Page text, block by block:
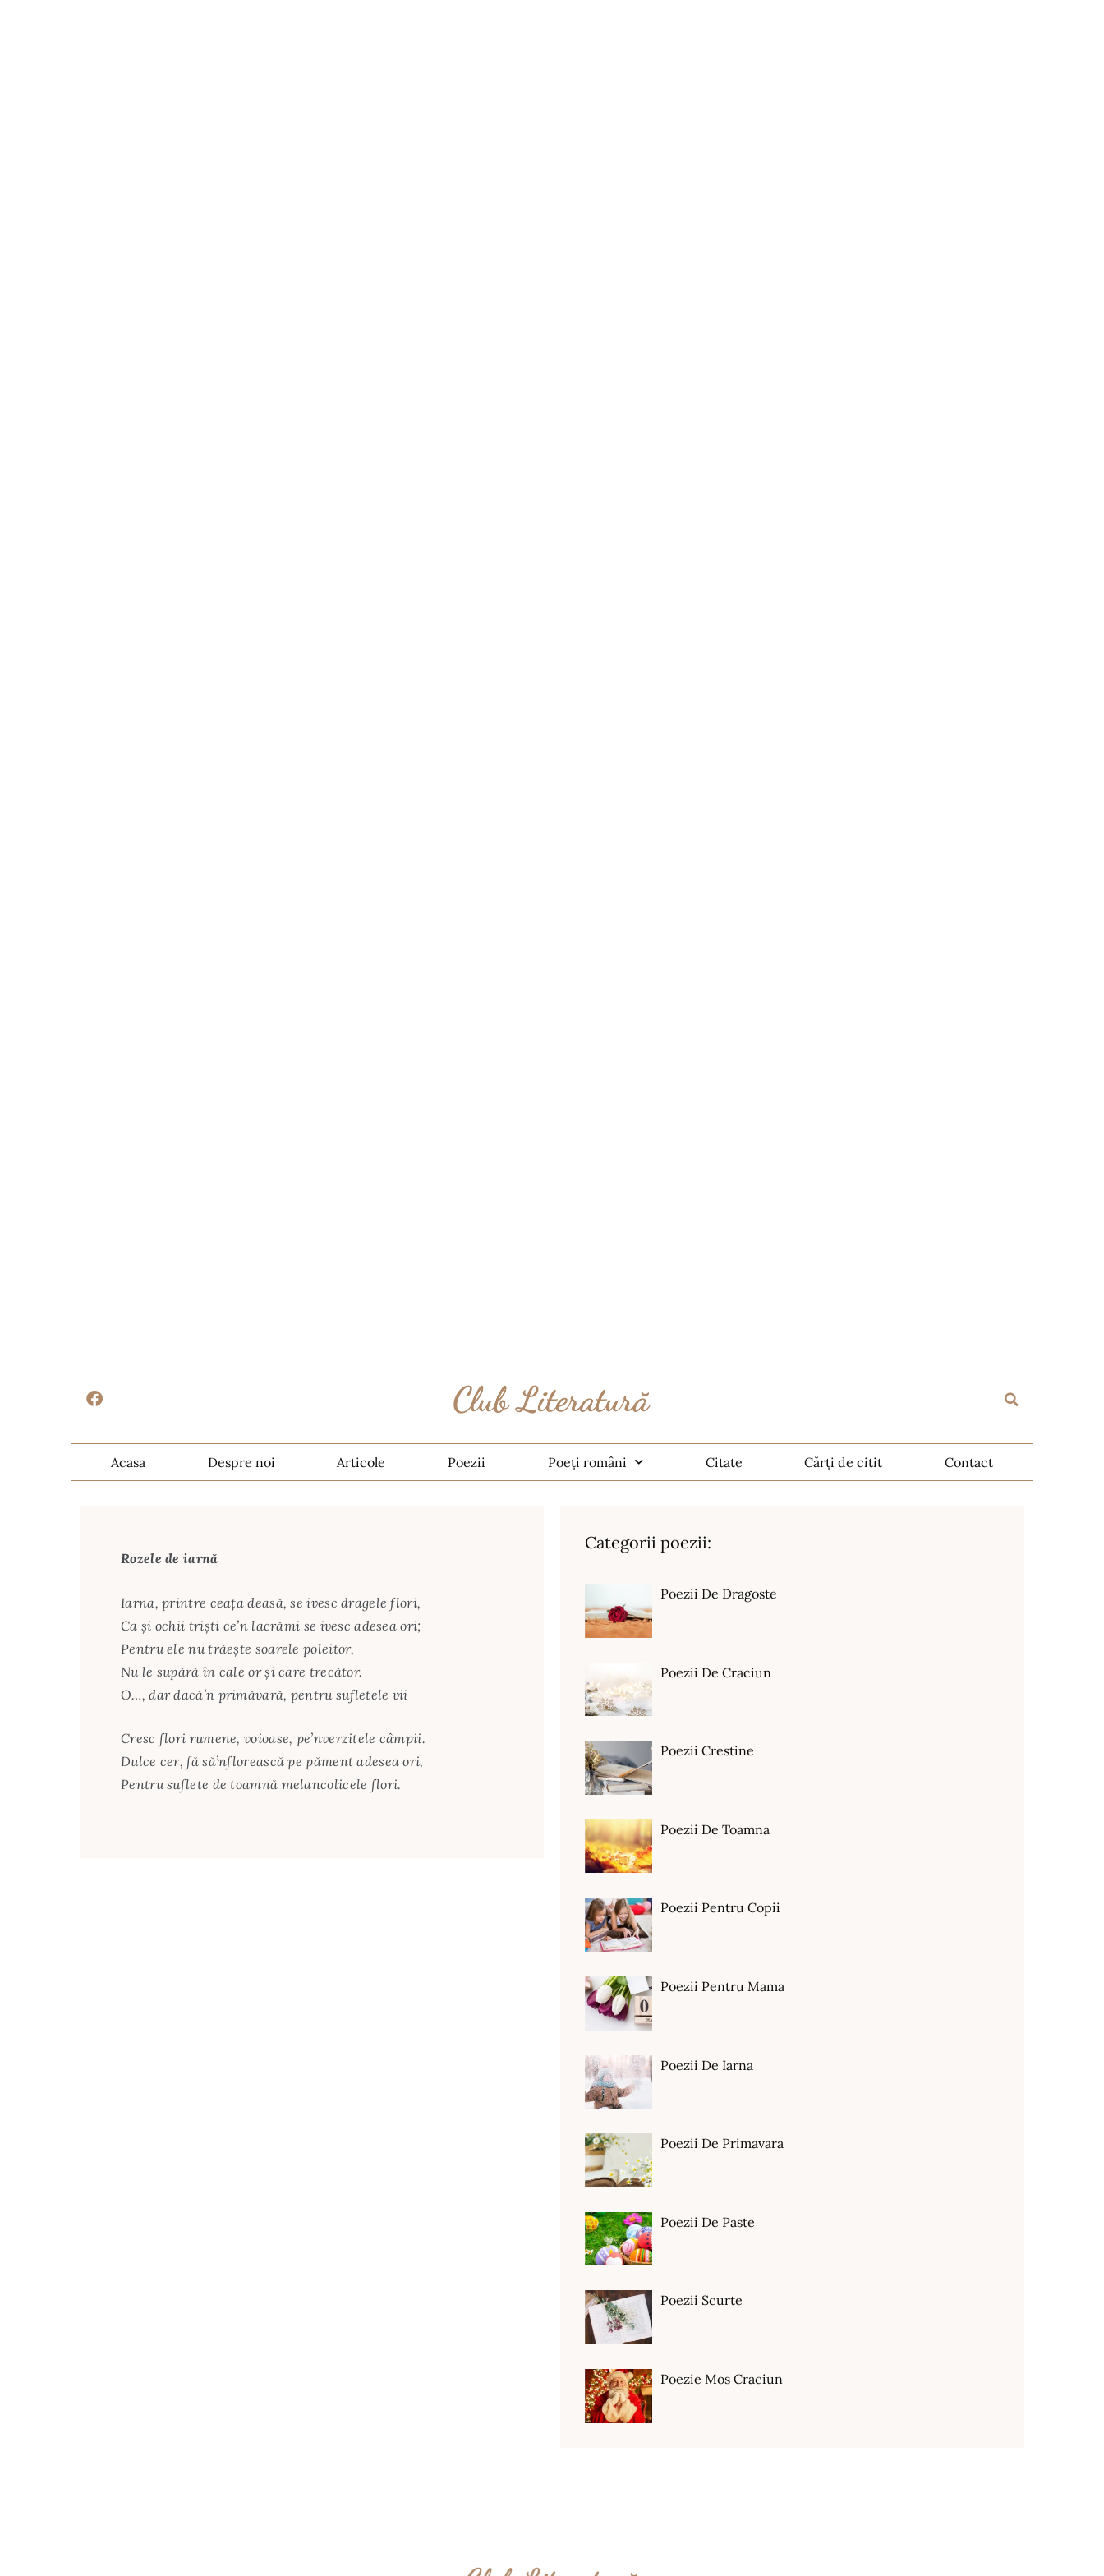
Acasa Despre noi Articole Poezii Poeți români Citate Cărți de citit Contact
Rozele de iarnă
Iarna, printre ceața deasă, se ivesc dragele flori,
Ca și ochii triști ce’n lacrămi se ivesc adesea ori;
Pentru ele nu trăește soarele poleitor,
Nu le supără în cale or și care trecător.
O…, dar dacă’n primăvară, pentru sufletele vii
Cresc flori rumene, voioase, pe’nverzitele câmpii.
Dulce cer, fă să’nflorească pe păment adesea ori,
Pentru suflete de toamnă melancolicele flori.
Categorii poezii:
Poezii De Dragoste
Poezii De Craciun
Poezii Crestine
Poezii De Toamna
Poezii Pentru Copii
Poezii Pentru Mama
Poezii De Iarna
Poezii De Primavara
Poezii De Paste
Poezii Scurte
Poezie Mos Craciun